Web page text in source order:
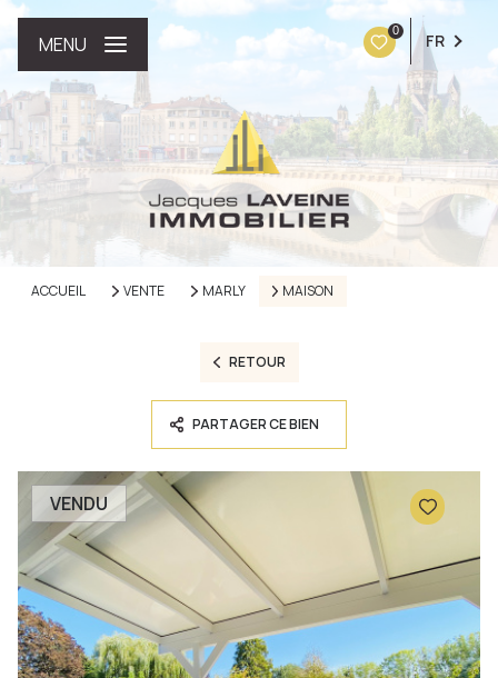
0 FR
MENU
ACCUEIL VENTE MARLY MAISON
RETOUR
PARTAGER CE BIEN
VENDU